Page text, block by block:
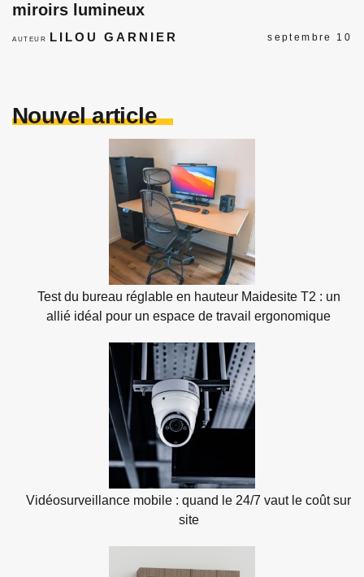
miroirs lumineux
AUTEUR LILOU GARNIER septembre 10
Nouvel article
Test du bureau réglable en hauteur Maidesite T2 : un
allié idéal pour un espace de travail ergonomique
Vidéosurveillance mobile : quand le 24/7 vaut le coût sur
site